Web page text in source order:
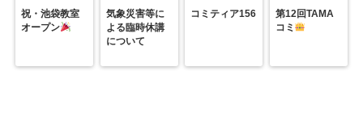
祝・池袋教室
オープン
気象災害等に
よる臨時休講
について
コミティア156
第12回TAMA
コミ